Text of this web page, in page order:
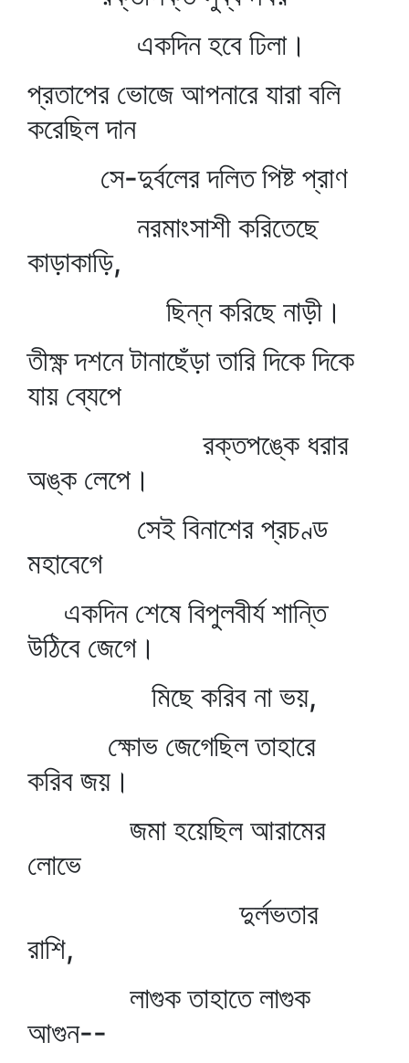
একদিন হবে ঢিলা।
প্রতাপের ভোজে আপনারে যারা বলি
করেছিল দান
সে-দুর্বলের দলিত পিষ্ট প্রাণ
নরমাংসাশী করিতেছে
কাড়াকাড়ি,
ছিন্ন করিছে নাড়ী।
তীক্ষ্ণ দশনে টানাছেঁড়া তারি দিকে দিকে
যায় ব্যেপে
রক্তপঙ্কে ধরার
অঙ্ক লেপে।
সেই বিনাশের প্রচণ্ড
মহাবেগে
একদিন শেষে বিপুলবীর্য শান্তি
উঠিবে জেগে।
মিছে করিব না ভয়,
ক্ষোভ জেগেছিল তাহারে
করিব জয়।
জমা হয়েছিল আরামের
লোভে
দুর্লভতার
রাশি,
লাগুক তাহাতে লাগুক
আগুন--